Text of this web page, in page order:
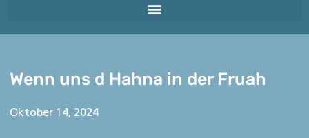
Wenn uns d Hahna in der Fruah
Oktober 14, 2024